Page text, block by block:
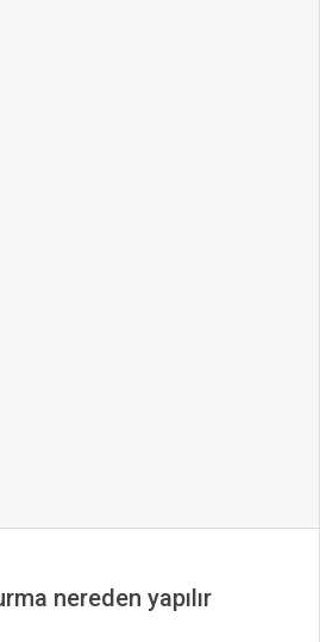
nereden yapılır